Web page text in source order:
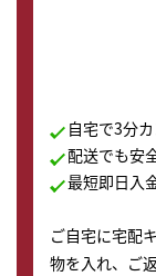
自宅で3分
配送でも安
最短即日入
ご自宅に宅配
物を入れ、ご